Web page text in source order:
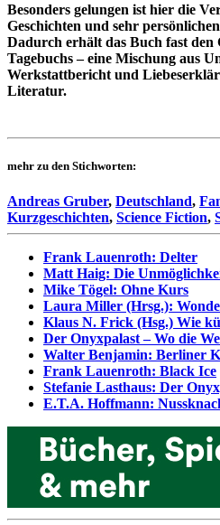
Besonders gelungen ist hier die
Geschichten und sehr
Dadurch erhält das Buch fast
Tagebuchs – eine Mischung aus
Werkstattbericht und
Literatur.
mehr zu den Stichworten:
Andreas Gruber, Deutschland,
Kurzgeschichten, Science Fiction,
Frank Lauenroth: Delter
Matt Haig: Die
Mike Tögel: Ohne Kurs
Laura Miller (Hrsg.):
Klaus N. Frick (Hsg.) Wie
Der Onyxpalast – Wo die
Walter Benjamin: Berliner
Frank Lauenroth: Black Ice
Stefanie Lasthaus: Der
E.T.A. Hoffmann: